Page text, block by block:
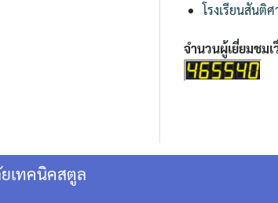
โรงเรียนสันติ
จำนวนผู้เยี่ยมชมเ
เทคนิคสตูล